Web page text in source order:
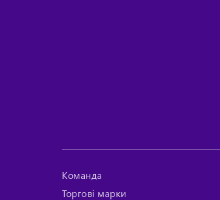
Команда
Торгові марки